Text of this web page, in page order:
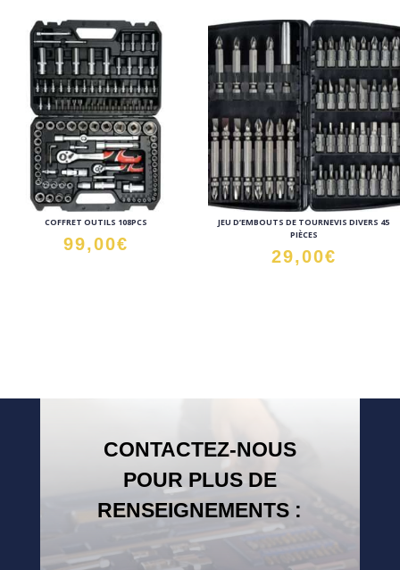
COFFRET OUTILS 108PCS
99,00€
JEU D’EMBOUTS DE TOURNEVIS DIVERS 45
PIÈCES
29,00€
CONTACTEZ-NOUS
POUR PLUS DE
RENSEIGNEMENTS :